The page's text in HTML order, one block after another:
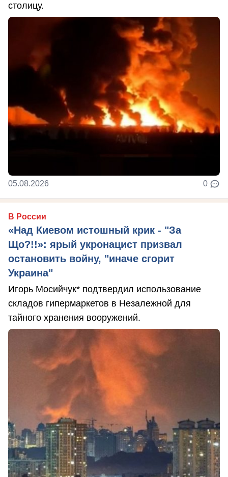
столицу.
05.08.2026 0
В России
«Над Киевом истошный крик - "За
Що?!!»: ярый укронацист призвал
остановить войну, "иначе сгорит
Украина"
Игорь Мосийчук* подтвердил использование
складов гипермаркетов в Незалежной для
тайного хранения вооружений.